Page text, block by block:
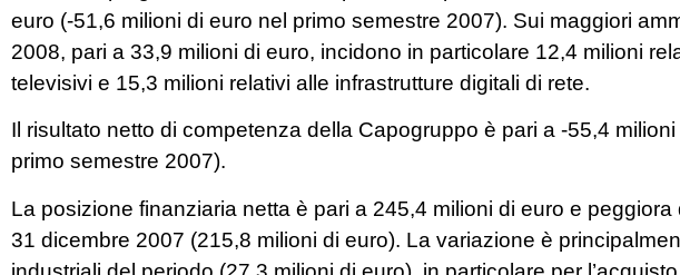
euro (-51,6 milioni di euro nel primo semestre 2007). Sui maggiori
2008, pari a 33,9 milioni di euro, incidono in particolare 12,4 milioni
televisivi e 15,3 milioni relativi alle infrastrutture digitali di rete.
Il risultato netto di competenza della Capogruppo è pari a -55,4
primo semestre 2007).
La posizione finanziaria netta è pari a 245,4 milioni di euro e
31 dicembre 2007 (215,8 milioni di euro). La variazione è